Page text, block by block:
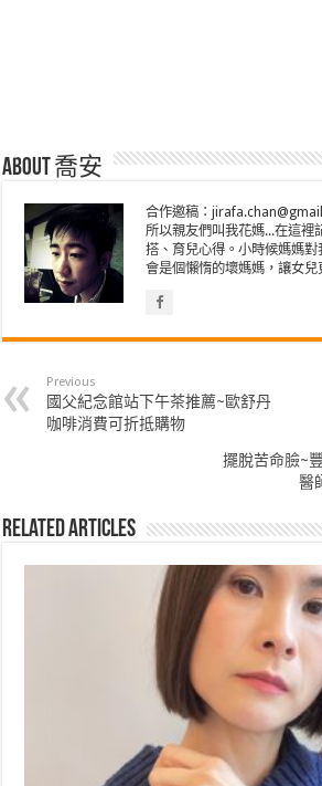
About 喬安
合作邀稿：
所以親友們叫我花媽...在這裡
搭、育兒心得。小時候媽媽
會是個懶惰的壞媽媽，讓女兒
Previous
國父紀念館站下午茶推薦~歐舒丹
咖啡消費可折抵購物
擺脫苦命臉~
醫
Related Articles